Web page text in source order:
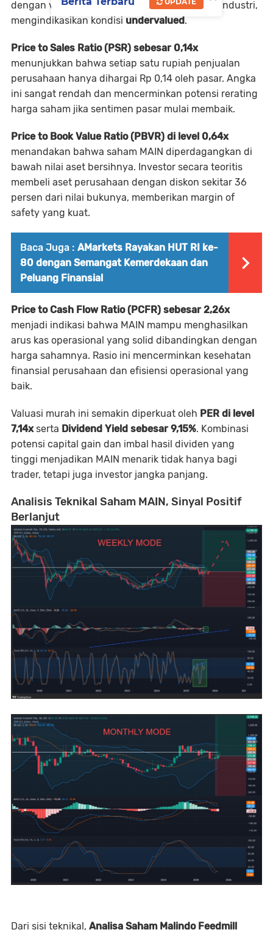
dengan valuasi yang jauh di bawah rata-rata industri,
mengindikasikan kondisi undervalued.
Price to Sales Ratio (PSR) sebesar 0,14x
menunjukkan bahwa setiap satu rupiah penjualan
perusahaan hanya dihargai Rp 0,14 oleh pasar. Angka
ini sangat rendah dan mencerminkan potensi rerating
harga saham jika sentimen pasar mulai membaik.
Price to Book Value Ratio (PBVR) di level 0,64x
menandakan bahwa saham MAIN diperdagangkan di
bawah nilai aset bersihnya. Investor secara teoritis
membeli aset perusahaan dengan diskon sekitar 36
persen dari nilai bukunya, memberikan margin of
safety yang kuat.
Baca Juga : AMarkets Rayakan HUT RI ke-
80 dengan Semangat Kemerdekaan dan
Peluang Finansial
Price to Cash Flow Ratio (PCFR) sebesar 2,26x
menjadi indikasi bahwa MAIN mampu menghasilkan
arus kas operasional yang solid dibandingkan dengan
harga sahamnya. Rasio ini mencerminkan kesehatan
finansial perusahaan dan efisiensi operasional yang
baik.
Valuasi murah ini semakin diperkuat oleh PER di level
7,14x serta Dividend Yield sebesar 9,15%. Kombinasi
potensi capital gain dan imbal hasil dividen yang
tinggi menjadikan MAIN menarik tidak hanya bagi
trader, tetapi juga investor jangka panjang.
Analisis Teknikal Saham MAIN, Sinyal Positif
Berlanjut
Dari sisi teknikal, Analisa Saham Malindo Feedmill